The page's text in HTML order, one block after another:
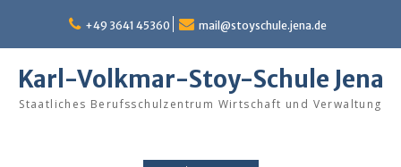
content
+49 3641 45360 mail@stoyschule.jena.de
Karl-Volkmar-Stoy-Schule Jena
Staatliches Berufsschulzentrum Wirtschaft und Verwaltung